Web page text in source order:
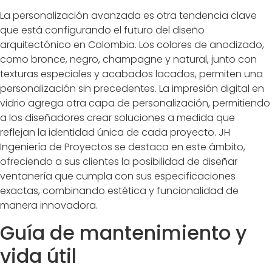
La personalización avanzada es otra tendencia clave
que está configurando el futuro del diseño
arquitectónico en Colombia. Los colores de anodizado,
como bronce, negro, champagne y natural, junto con
texturas especiales y acabados lacados, permiten una
personalización sin precedentes. La impresión digital en
vidrio agrega otra capa de personalización, permitiendo
a los diseñadores crear soluciones a medida que
reflejan la identidad única de cada proyecto. JH
Ingeniería de Proyectos se destaca en este ámbito,
ofreciendo a sus clientes la posibilidad de diseñar
ventanería que cumpla con sus especificaciones
exactas, combinando estética y funcionalidad de
manera innovadora.
Guía de mantenimiento y
vida útil